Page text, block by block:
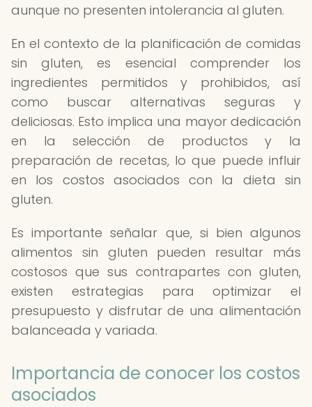
aunque no presenten intolerancia al gluten.
En el contexto de la planificación de comidas
sin gluten, es esencial comprender los
ingredientes permitidos y prohibidos, así
como buscar alternativas seguras y
deliciosas. Esto implica una mayor dedicación
en la selección de productos y la
preparación de recetas, lo que puede influir
en los costos asociados con la dieta sin
gluten.
Es importante señalar que, si bien algunos
alimentos sin gluten pueden resultar más
costosos que sus contrapartes con gluten,
existen estrategias para optimizar el
presupuesto y disfrutar de una alimentación
balanceada y variada.
Importancia de conocer los costos
asociados